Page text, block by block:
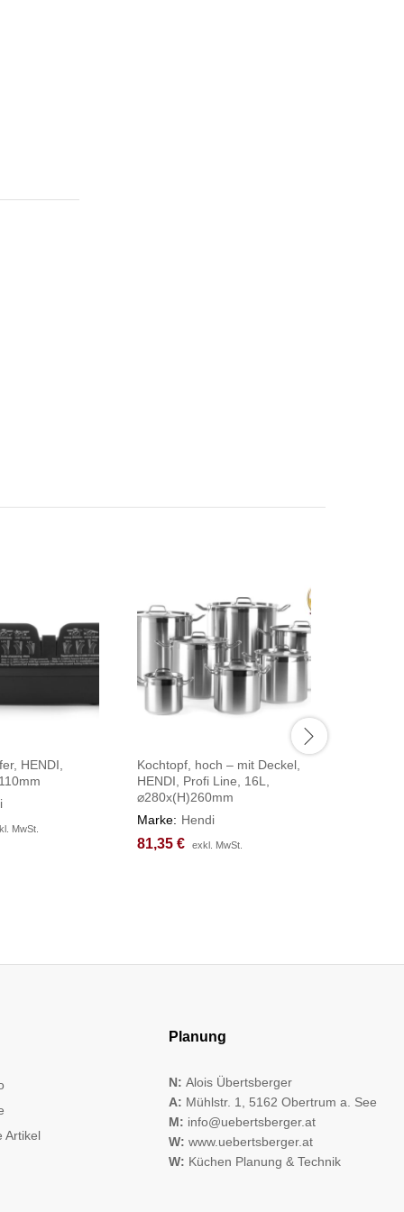
HENDI,
MwSt.
MwSt.
Kochtopf, hoch – mit Deckel,
HENDI, Profi Line, 16L,
⌀280x(H)260mm
Marke: Hendi
81,35 € exkl. MwSt.
81,35 € exkl. MwSt.
Artikel
Planung
N: Alois Übertsberger
A: Mühlstr. 1, 5162 Obertrum a. See
M: info@uebertsberger.at
W: www.uebertsberger.at
W: Küchen Planung & Technik